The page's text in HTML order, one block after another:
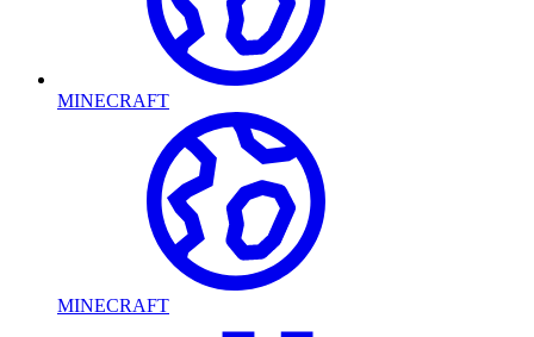
MINECRAFT
MINECRAFT